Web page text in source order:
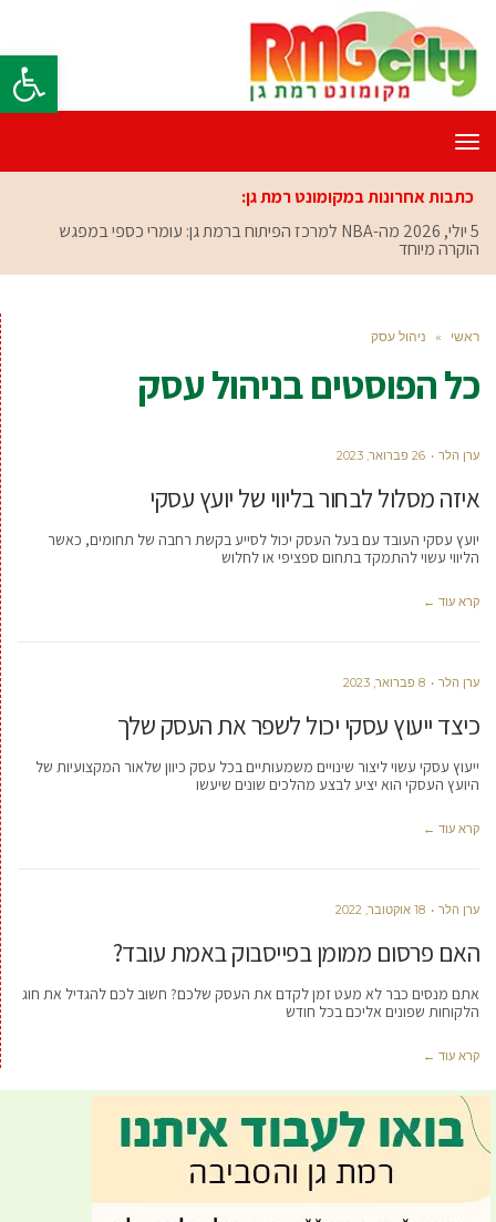
פתח
תפריט
כתבות אחרונות במקומונט רמת גן:
5 יולי, 2026
מה-NBA למרכז הפיתוח ברמת גן: עומרי כספי במפגש
הוקרה מיוחד
ראשי » ניהול עסק
כל הפוסטים בניהול עסק
ערן הלר 26 פברואר, 2023
איזה מסלול לבחור בליווי של יועץ עסקי
יועץ עסקי העובד עם בעל העסק יכול לסייע בקשת רחבה של תחומים, כאשר
הליווי עשוי להתמקד בתחום ספציפי או לחלוש
קרא עוד ←
ערן הלר 8 פברואר, 2023
כיצד ייעוץ עסקי יכול לשפר את העסק שלך
ייעוץ עסקי עשוי ליצור שינויים משמעותיים בכל עסק כיוון שלאור המקצועיות של
היועץ העסקי הוא יציע לבצע מהלכים שונים שיעשו
קרא עוד ←
ערן הלר 18 אוקטובר, 2022
האם פרסום ממומן בפייסבוק באמת עובד?
אתם מנסים כבר לא מעט זמן לקדם את העסק שלכם? חשוב לכם להגדיל את חוג
הלקוחות שפונים אליכם בכל חודש
קרא עוד ←